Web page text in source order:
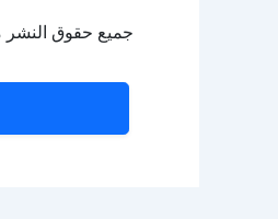
جميع حقوق